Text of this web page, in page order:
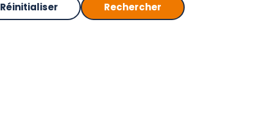
Réinitialiser Rechercher